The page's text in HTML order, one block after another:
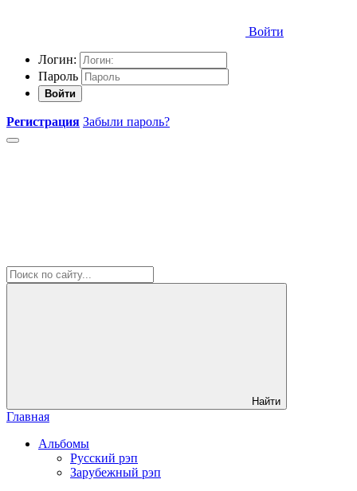
Войти
Логин:
Пароль
Войти
Регистрация Забыли пароль?
Найти
Главная
Альбомы
Русский рэп
Зарубежный рэп